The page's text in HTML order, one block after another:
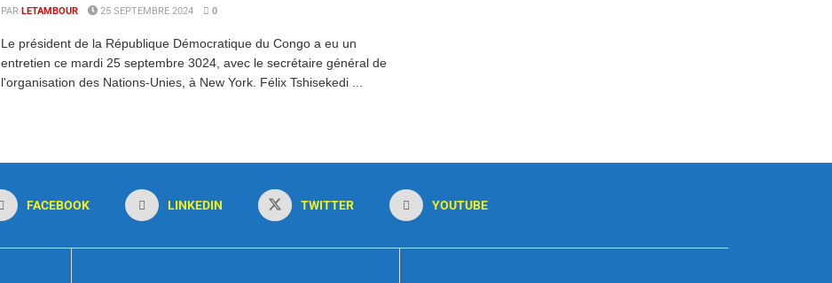
PAR LETAMBOUR 25 SEPTEMBRE 2024 0
Le président de la République Démocratique du Congo a eu un
entretien ce mardi 25 septembre 3024, avec le secrétaire général de
l'organisation des Nations-Unies, à New York. Félix Tshisekedi ...
FACEBOOK LINKEDIN TWITTER YOUTUBE